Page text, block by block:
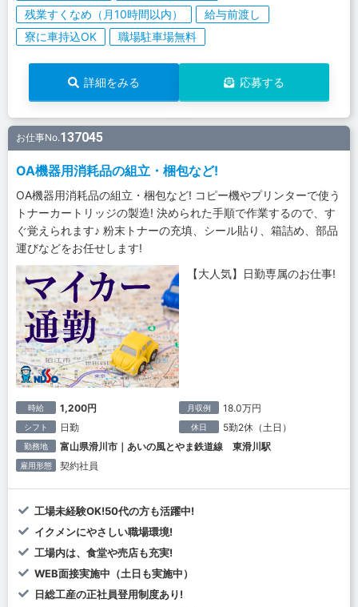
残業すくなめ（月10時間以内）
給与前渡し
寮に車持込OK
職場駐車場無料
詳細をみる 応募する
お仕事No.137045
OA機器用消耗品の組立・梱包など!
OA機器用消耗品の組立・梱包など! コピー機やプリンターで使う
トナーカートリッジの製造! 決められた手順で作業するので、す
ぐ覚えられます♪ 粉末トナーの充填、シール貼り、箱詰め、部品
運びなどをお任せします!
【大人気】日勤専属のお仕事!
時給 1,200円 月収例 18.0万円
シフト 日勤 休日 5勤2休（土日）
勤務地 富山県滑川市｜あいの風とやま鉄道線 東滑川駅
雇用形態 契約社員
工場未経験OK!50代の方も活躍中!
イクメンにやさしい職場環境!
工場内は、食堂や売店も充実!
WEB面接実施中（土日も実施中）
日総工産の正社員登用制度あり!